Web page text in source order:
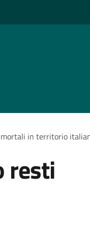
mortali in territorio
resti